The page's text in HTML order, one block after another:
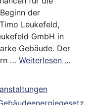
der
Leukefeld,
GmbH in
Gebäude. Der
… Weiterlesen …